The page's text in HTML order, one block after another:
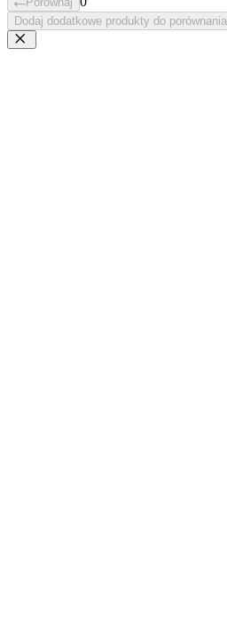
Dodaj dodatkowe produkty do porównania